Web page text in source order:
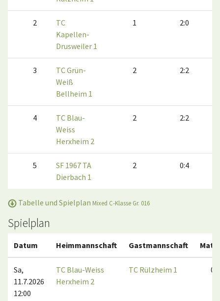
2
TC
Kapellen-
Drusweiler 1
1 2:0
3
TC Grün-
Weiß
Bellheim 1
2 2:2
4
TC Blau-
Weiss
Herxheim 2
2 2:2
5
SF 1967 TA
Dierbach 1
2 0:4
Tabelle und Spielplan Mixed C-Klasse Gr. 016
Spielplan
Datum Heimmannschaft Gastmannschaft
Sa,
11.7.2026
12:00
TC Blau-Weiss
Herxheim 2
TC Rülzheim 1 0:6